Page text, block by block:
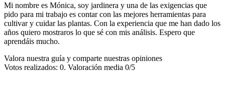
Mi nombre es Mónica, soy jardinera y una de las exigencias que
pido para mi trabajo es contar con las mejores herramientas para
cultivar y cuidar las plantas. Con la experiencia que me han dado los
años quiero mostraros lo que sé con mis análisis. Espero que
aprendáis mucho.
Valora nuestra guía y comparte nuestras opiniones
Votos realizados: 0. Valoración media 0/5